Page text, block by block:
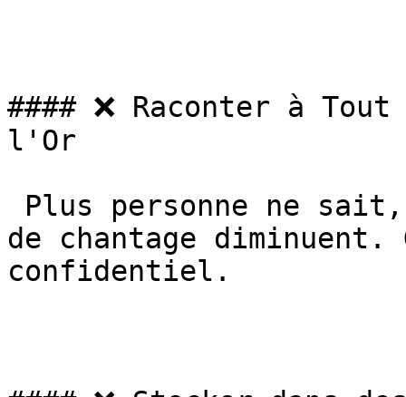
#### ❌ Raconter à Tout
l'Or
de chantage diminuent.
confidentiel.